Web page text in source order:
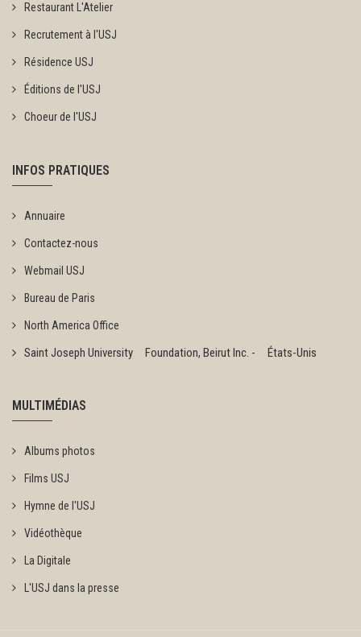
Restaurant L'Atelier
Recrutement à l'USJ
Résidence USJ
Éditions de l'USJ
Choeur de l'USJ
INFOS PRATIQUES
Annuaire
Contactez-nous
Webmail USJ
Bureau de Paris
North America Office
Saint Joseph University Foundation, Beirut Inc. - États-Unis
MULTIMÉDIAS
Albums photos
Films USJ
Hymne de l'USJ
Vidéothèque
La Digitale
L'USJ dans la presse